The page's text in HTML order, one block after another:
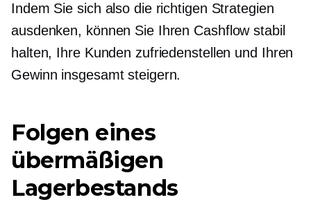
Indem Sie sich also die richtigen Strategien
ausdenken, können Sie Ihren Cashflow stabil
halten, Ihre Kunden zufriedenstellen und Ihren
Gewinn insgesamt steigern.
Folgen eines
übermäßigen
Lagerbestands